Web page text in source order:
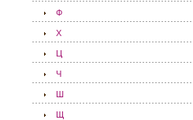
Ф
Х
Ц
Ч
Ш
Щ